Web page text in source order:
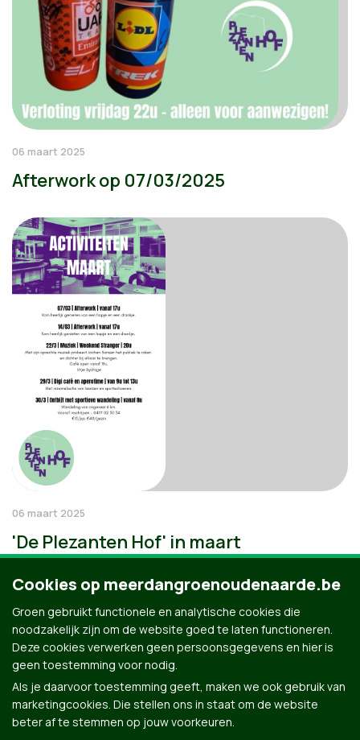
06 maart 2025
Afterwork op 07/03/2025
06 maart 2025
'De Plezanten Hof' in maart
Cookies op meerdangroenoudenaarde.be
Groen gebruikt functionele en analytische cookies die
noodzakelijk zijn om de website goed te laten functioneren.
Deze cookies verwerken geen persoonsgegevens en hier is
geen toestemming voor nodig.
Als je daarvoor toestemming geeft, maken we ook gebruik van
marketingcookies. Die stellen ons in staat om de website
beter af te stemmen op jouw voorkeuren.